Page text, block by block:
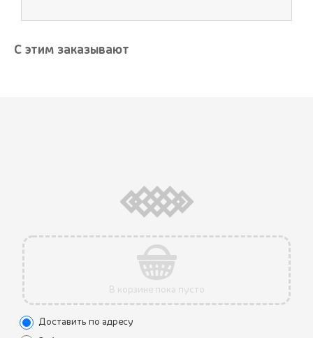
С этим заказывают
В корзине пока пусто
Доставить по адресу